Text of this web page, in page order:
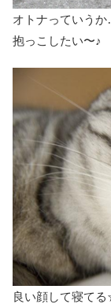
オトナっていう
抱っこしたい〜♪
良い顔して寝て